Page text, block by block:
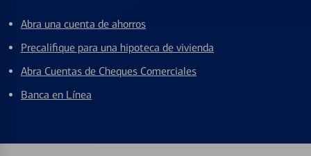
Abra una cuenta de ahorros
Precalifique para una hipoteca de vivienda
Abra Cuentas de Cheques Comerciales
Banca en Línea